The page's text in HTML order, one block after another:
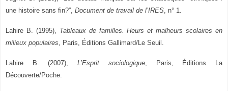
une histoire sans fin?”, Document de travail de l’IRES, n° 1.
Lahire B. (1995), Tableaux de familles. Heurs et malheurs scolaires en
milieux populaires, Paris, Éditions Gallimard/Le Seuil.
Lahire B. (2007),L’Esprit sociologique, Paris, Éditions La
Découverte/Poche.